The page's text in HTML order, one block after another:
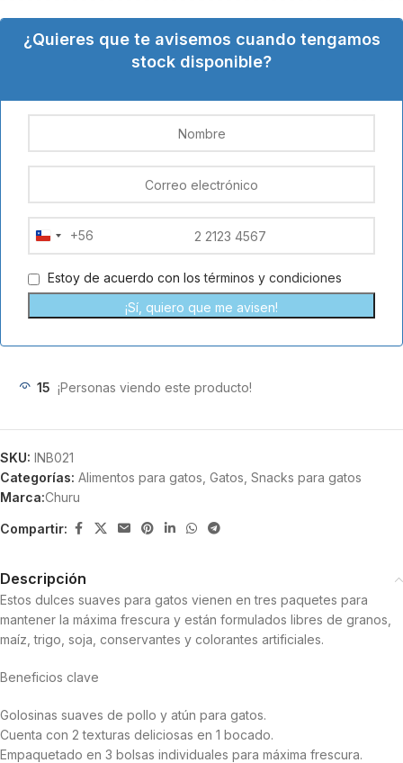
¿Quieres que te avisemos cuando tengamos
stock disponible?
Chile
+56
+56
Estoy de acuerdo con lostérminos y condiciones
¡Sí, quiero que me avisen!
15 ¡Personas viendo este producto!
SKU: INB021
Categorías: Alimentos para gatos Gatos Snacks para gatos
Marca:Churu
Compartir:
Descripción
Estos dulces suaves para gatos vienen en tres paquetes para
mantener la máxima frescura y están formulados libres de granos,
maíz, trigo, soja, conservantes y colorantes artificiales.
Beneficios clave
Golosinas suaves de pollo y atún para gatos.
Cuenta con 2 texturas deliciosas en 1 bocado.
Empaquetado en 3 bolsas individuales para máxima frescura.